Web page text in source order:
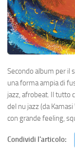
Secondo album per il
una forma ampia di
jazz, afrobeat. Il tutto
del nu jazz (da
con grande feeling,
Condividi l'articolo: